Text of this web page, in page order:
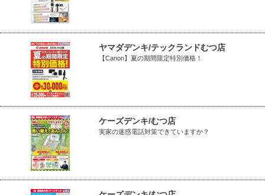
ヤマダデンキ/テックランドむつ店
【Canon】夏の期間限定特別価格！
ケーズデンキ/むつ店
実家の迷惑電話対策できていますか？